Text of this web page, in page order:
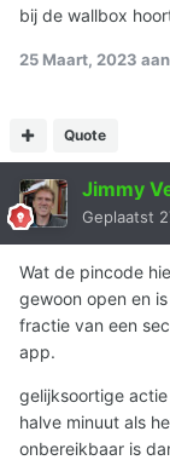
bij de wallbox
25 Maart, 2023
Quote
Jimmy
Geplaatst
Wat de pincode
gewoon open en
fractie van een
app.
gelijksoortige
halve minuut als
onbereikbaar is